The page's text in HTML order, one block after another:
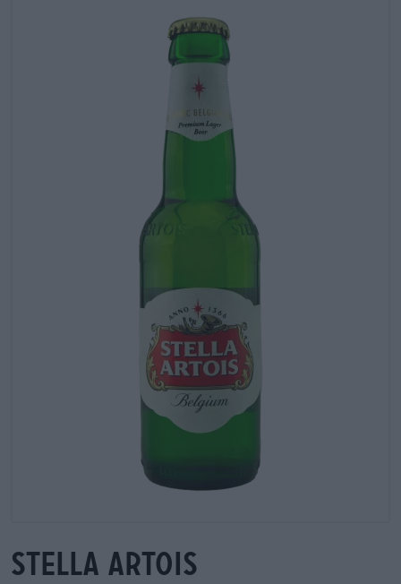
stella artois